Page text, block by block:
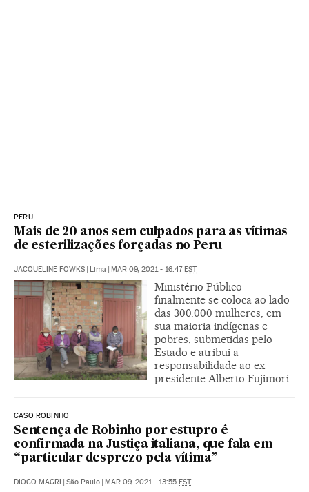
PERU
Mais de 20 anos sem culpados para as vítimas
de esterilizações forçadas no Peru
JACQUELINE FOWKS Lima MAR 09, 2021 - 16:47 EST
Ministério Público
finalmente se coloca ao lado
das 300.000 mulheres, em
sua maioria indígenas e
pobres, submetidas pelo
Estado e atribui a
responsabilidade ao ex-
presidente Alberto Fujimori
CASO ROBINHO
Sentença de Robinho por estupro é
confirmada na Justiça italiana, que fala em
“particular desprezo pela vítima”
DIOGO MAGRI São Paulo MAR 09, 2021 - 13:55 EST